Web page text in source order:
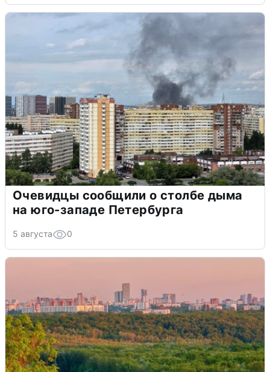
Очевидцы сообщили о столбе дыма
на юго-западе Петербурга
5 августа 0